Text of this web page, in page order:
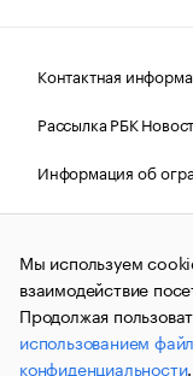
Контактная
Рассылка РБК
Информация об
Правовая
© АО
и материалы
(зарегистрировано
связи,
коммуникаций
№ФС77-63848)
Мы используем
взаимодействие
Продолжая
использованием
конфиденциальности.